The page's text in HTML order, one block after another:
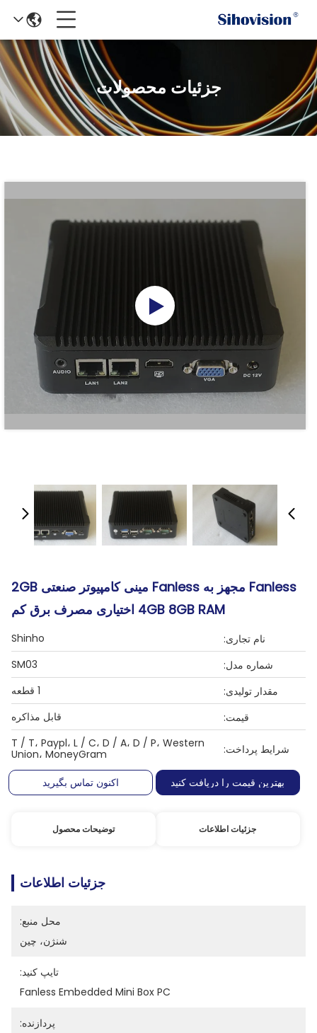
جزئیات محصولات
Fanless مجهز به Fanless مینی کامپیوتر صنعتی 2GB
4GB 8GB RAM اختیاری مصرف برق کم
نام تجاری:
Shinho
شماره مدل:
SM03
مقدار تولیدی:
1 قطعه
قیمت:
قابل مذاکره
شرایط پرداخت:
T / T، Paypl، L / C، D / A، D / P، Western
Union، MoneyGram
بهترین قیمت را دریافت کنید
اکنون تماس بگیرید
جزئیات اطلاعات توضیحات محصول
جزئیات اطلاعات
محل منبع:
شنژن، چین
تایپ کنید:
Fanless Embedded Mini Box PC
پردازنده: